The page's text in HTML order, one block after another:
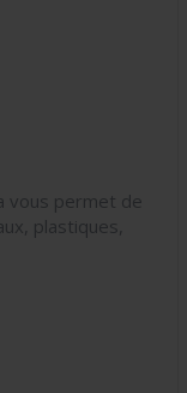
vous permet de
plastiques,